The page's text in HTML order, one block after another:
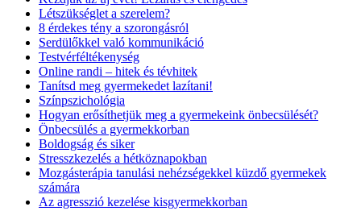
Létszükséglet a szerelem?
8 érdekes tény a szorongásról
Serdülőkkel való kommunikáció
Testvérféltékenység
Online randi – hitek és tévhitek
Tanítsd meg gyermekedet lazítani!
Színpszichológia
Hogyan erősíthetjük meg a gyermekeink önbecsülését?
Önbecsülés a gyermekkorban
Boldogság és siker
Stresszkezelés a hétköznapokban
Mozgásterápia tanulási nehézségekkel küzdő gyermekek
számára
Az agresszió kezelése kisgyermekkorban